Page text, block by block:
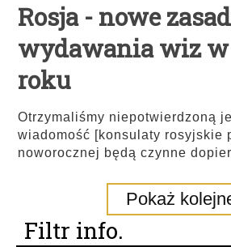
Rosja - nowe
wydawania wiz w
roku
Otrzymaliśmy niepotwierdzoną
wiadomość [konsulaty rosyjskie
noworocznej będą czynne
Pokaż
Filtr info.